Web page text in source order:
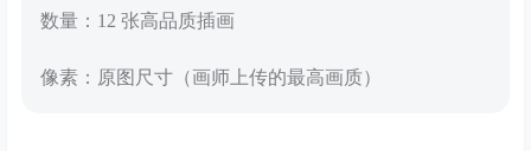
数量：12 张高品质插画
像素：原图尺寸（画师上传的最高画质）